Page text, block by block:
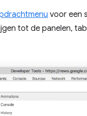
voor een
tot de panelen,